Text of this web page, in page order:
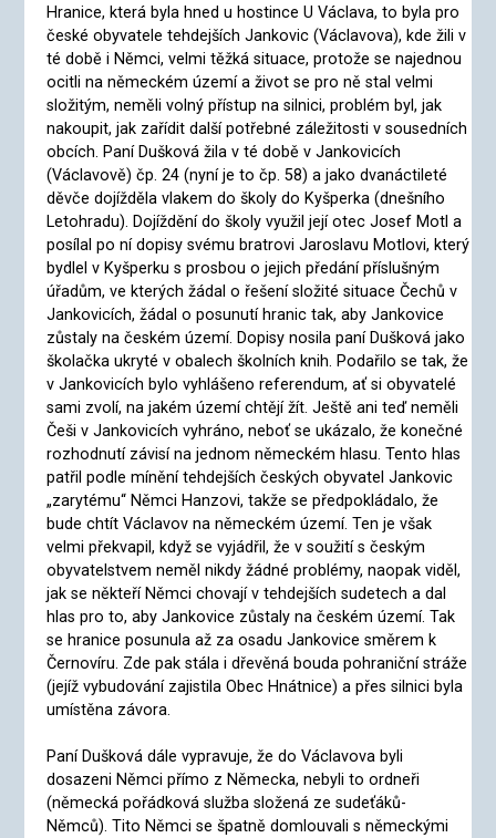
Hranice, která byla hned u hostince U Václava, to byla pro
české obyvatele tehdejších Jankovic (Václavova), kde žili v
té době i Němci, velmi těžká situace, protože se najednou
ocitli na německém území a život se pro ně stal velmi
složitým, neměli volný přístup na silnici, problém byl, jak
nakoupit, jak zařídit další potřebné záležitosti v sousedních
obcích. Paní Dušková žila v té době v Jankovicích
(Václavově) čp. 24 (nyní je to čp. 58) a jako dvanáctileté
děvče dojížděla vlakem do školy do Kyšperka (dnešního
Letohradu). Dojíždění do školy využil její otec Josef Motl a
posílal po ní dopisy svému bratrovi Jaroslavu Motlovi, který
bydlel v Kyšperku s prosbou o jejich předání příslušným
úřadům, ve kterých žádal o řešení složité situace Čechů v
Jankovicích, žádal o posunutí hranic tak, aby Jankovice
zůstaly na českém území. Dopisy nosila paní Dušková jako
školačka ukryté v obalech školních knih. Podařilo se tak, že
v Jankovicích bylo vyhlášeno referendum, ať si obyvatelé
sami zvolí, na jakém území chtějí žít. Ještě ani teď neměli
Češi v Jankovicích vyhráno, neboť se ukázalo, že konečné
rozhodnutí závisí na jednom německém hlasu. Tento hlas
patřil podle mínění tehdejších českých obyvatel Jankovic
„zarytému“ Němci Hanzovi, takže se předpokládalo, že
bude chtít Václavov na německém území. Ten je však
velmi překvapil, když se vyjádřil, že v soužití s českým
obyvatelstvem neměl nikdy žádné problémy, naopak viděl,
jak se někteří Němci chovají v tehdejších sudetech a dal
hlas pro to, aby Jankovice zůstaly na českém území. Tak
se hranice posunula až za osadu Jankovice směrem k
Černovíru. Zde pak stála i dřevěná bouda pohraniční stráže
(jejíž vybudování zajistila Obec Hnátnice) a přes silnici byla
umístěna závora.
Paní Dušková dále vypravuje, že do Václavova byli
dosazeni Němci přímo z Německa, nebyli to ordneři
(německá pořádková služba složená ze sudeťáků-
Němců). Tito Němci se špatně domlouvali s německými